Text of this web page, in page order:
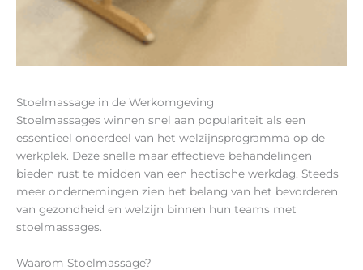
Stoelmassage in de Werkomgeving
Stoelmassages winnen snel aan populariteit als een
essentieel onderdeel van het welzijnsprogramma op de
werkplek. Deze snelle maar effectieve behandelingen
bieden rust te midden van een hectische werkdag. Steeds
meer ondernemingen zien het belang van het bevorderen
van gezondheid en welzijn binnen hun teams met
stoelmassages.
Waarom Stoelmassage?